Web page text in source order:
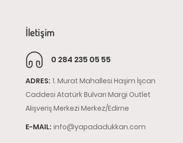
İletişim
0 284 235 05 55
ADRES: 1. Murat Mahallesi Haşim İşcan
Caddesi Atatürk Bulvarı Margi Outlet
Alışveriş Merkezi Merkez/Edirne
E-MAIL: info@yapadadukkan.com